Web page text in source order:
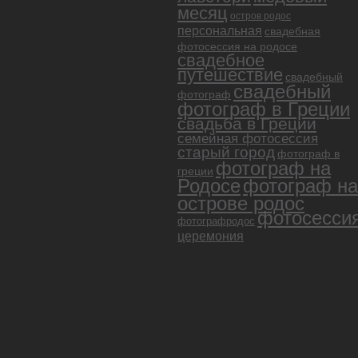
месяц остров родос
персональная свадебная
фотосессия на родосе
свадебное
путешествие свадебный
фотограф свадебный
фотограф в Греции
свадьба в Греции
семейная фотосессия
старый город фотограф в
греции фотограф на
Родосефотограф на
острове родос
фотографродос
церемония